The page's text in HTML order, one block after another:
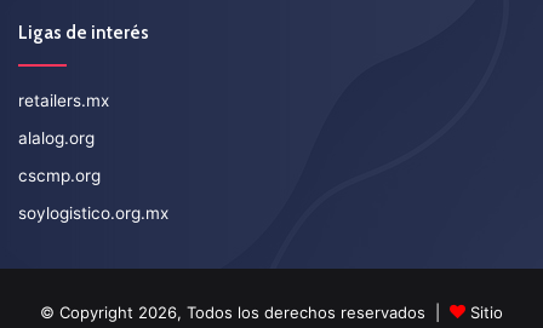
Ligas de interés
retailers.mx
alalog.org
cscmp.org
soylogistico.org.mx
© Copyright 2026, Todos los derechos reservados | Sitio